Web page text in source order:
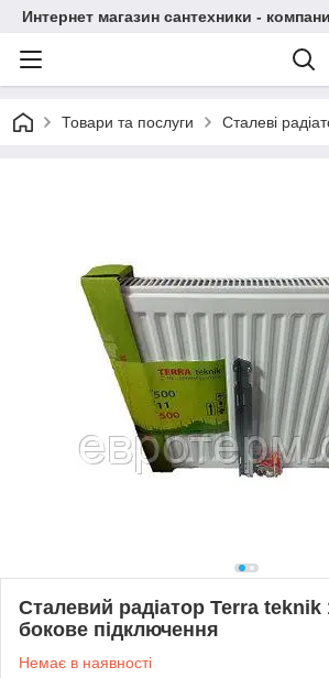
Интернет магазин сантехники -
Товари та послуги Сталеві
Сталевий радіатор Terra teknik
бокове підключення
Немає в наявності